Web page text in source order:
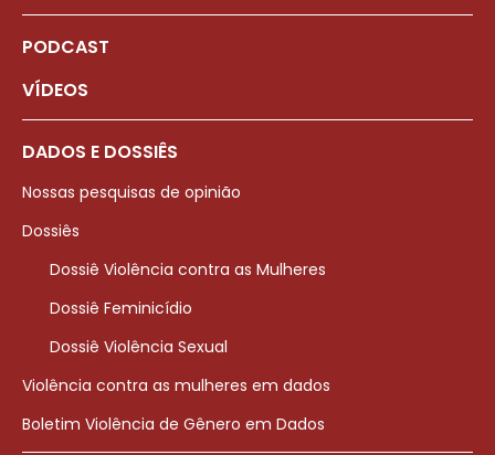
PODCAST
VÍDEOS
DADOS E DOSSIÊS
Nossas pesquisas de opinião
Dossiês
Dossiê Violência contra as Mulheres
Dossiê Feminicídio
Dossiê Violência Sexual
Violência contra as mulheres em dados
Boletim Violência de Gênero em Dados